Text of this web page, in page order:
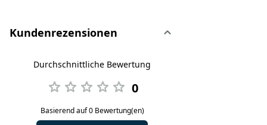
Kundenrezensionen
Durchschnittliche Bewertung
0
Basierend auf 0 Bewertung(en)